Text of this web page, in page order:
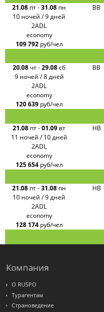
Russian
Интурист
Travelata
21.08 пт-31.08 пн
10 ночей / 9 дней
BB
2ADL
economy
109 792 руб/чел
20.08 чт-29.08сб
9 ночей / 8 дней
BB
2ADL
economy
120 639 руб/чел
21.08 пт-01.09 вт
11 ночей / 10 дней
HB
2ADL
economy
125 654 руб/чел
21.08 пт-31.08 пн
10 ночей / 9 дней
HB
2ADL
economy
128 174 руб/чел
Компания
О RUSPO
Турагентам
Страноведение